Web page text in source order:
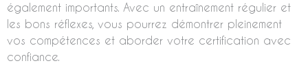
également importants. Avec un entraînement régulier et
les bons réflexes, vous pourrez démontrer pleinement
vos compétences et aborder votre certification avec
confiance.